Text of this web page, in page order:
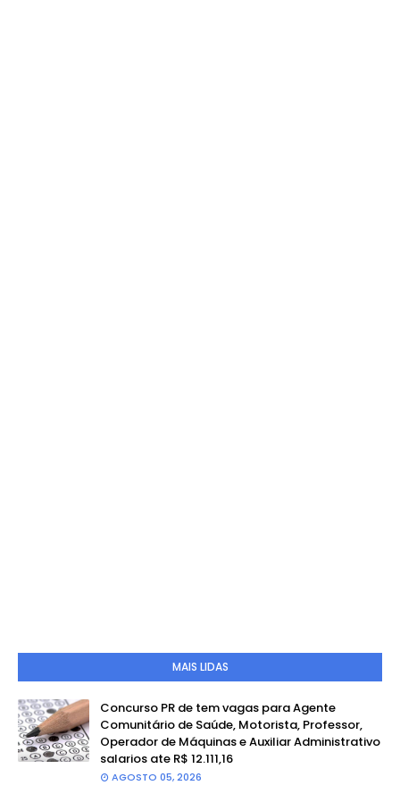
MAIS LIDAS
Concurso PR de tem vagas para Agente
Comunitário de Saúde, Motorista, Professor,
Operador de Máquinas e Auxiliar Administrativo
salarios ate R$ 12.111,16
AGOSTO 05, 2026